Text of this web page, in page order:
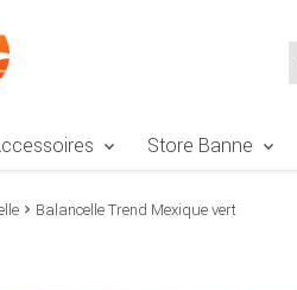
Store Banne
Balancelle Trend Mexique vert